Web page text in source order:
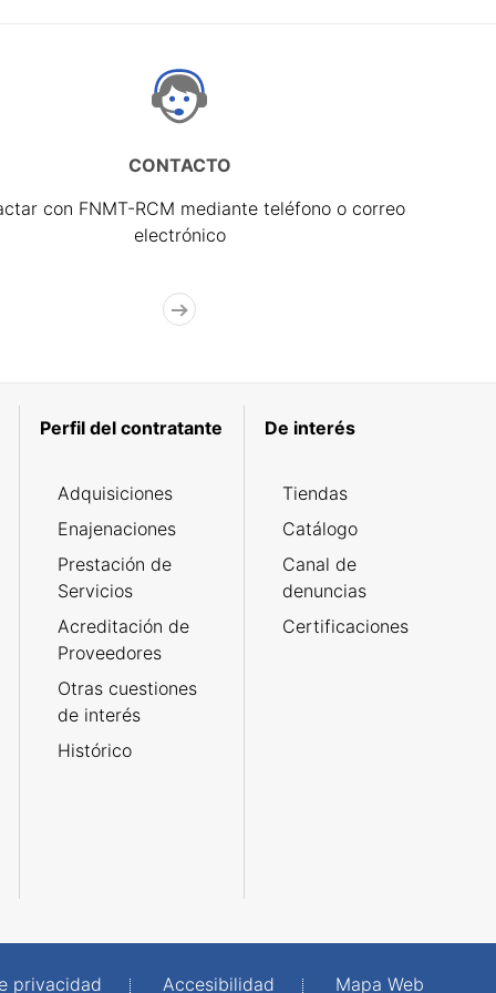
CONTACTO
con FNMT-RCM mediante teléfono o correo
electrónico
Perfil del contratante
Adquisiciones
Enajenaciones
Prestación de
Servicios
Acreditación de
Proveedores
Otras cuestiones
de interés
Histórico
De interés
Tiendas
Catálogo
Canal de
denuncias
Certificaciones
privacidad Accesibilidad Mapa Web